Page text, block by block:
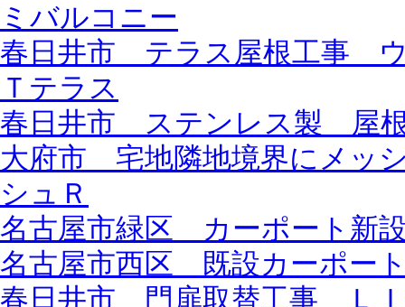
ミバルコニー
春日井市 テラス屋根工事
Ｔテラス
春日井市 ステンレス製 屋
大府市 宅地隣地境界にメッ
シュＲ
名古屋市緑区 カーポート新
名古屋市西区 既設カーポー
春日井市 門扉取替工事 Ｌ